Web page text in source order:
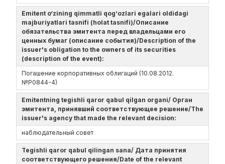
Emitent o‘zining qimmatli qog‘ozlari egalari oldidagi
majburiyatlari tasnifi (holat tasnifi)/Описание
обязательства эмитента перед владельцами его
ценных бумаг (описание события)/Description of the
issuer's obligation to the owners of its securities
(description of the event):
Погашение корпоративных облигаций (10.08.2012.
№Р0844-4)
Emitentning tegishli qaror qabul qilgan organi/ Орган
эмитента, принявший соответствующее решение/The
issuer's agency that made the relevant decision:
наблюдательный совет
Tegishli qaror qabul qilingan sana/ Дата принятия
соответствующего решения/Date of the relevant